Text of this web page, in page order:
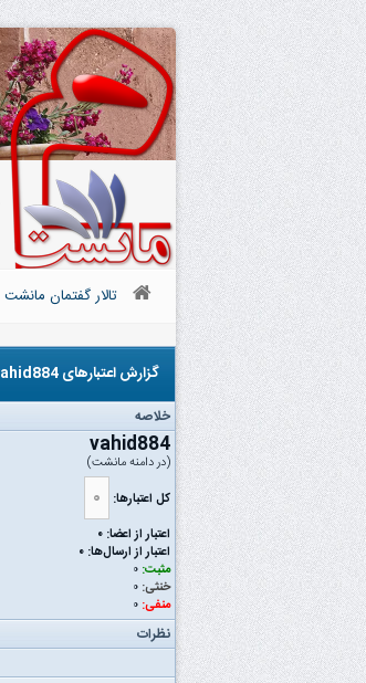
تالار گفتمان مانشت
گزارش اعتبار‌های vahid884
خلاصه
vahid884
(در دامنه مانشت)
کل اعتبار‌ها:
۰
اعتبار از اعضا: ۰
اعتبار از ارسال‌ها: ۰
مثبت:
خنثی:
منفی:
نظرات